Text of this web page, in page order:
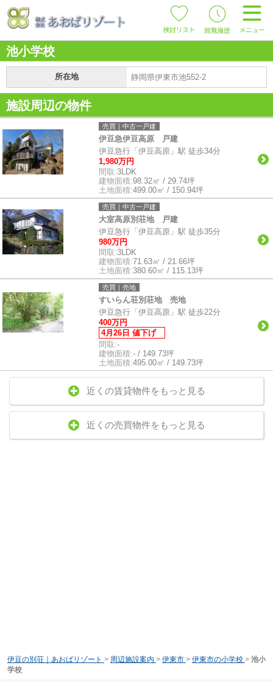
池小学校
所在地 静岡県伊東市池552-2
施設周辺の物件
売買｜中古一戸建
伊豆急伊豆高原 戸建
伊豆急行「伊豆高原」駅 徒歩34分
1,980万円
間取:3LDK
建物面積:98.32㎡ / 29.74坪
土地面積:499.00㎡ / 150.94坪
売買｜中古一戸建
大室高原別荘地 戸建
伊豆急行「伊豆高原」駅 徒歩35分
980万円
間取:3LDK
建物面積:71.63㎡ / 21.66坪
土地面積:380.60㎡ / 115.13坪
売買｜売地
すいらん荘別荘地 売地
伊豆急行「伊豆高原」駅 徒歩22分
400万円
4月26日 値下げ
間取:-
建物面積:- / 149.73坪
土地面積:495.00㎡ / 149.73坪
近くの賃貸物件をもっと見る
近くの売買物件をもっと見る
伊豆の別荘｜あおばリゾート > 周辺施設案内 > 伊東市 > 伊東市の小学校 > 池小
学校